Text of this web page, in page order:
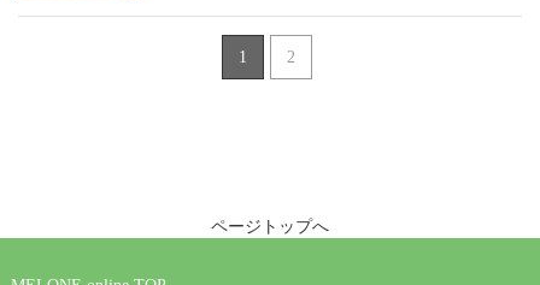
1 2
ページトップへ